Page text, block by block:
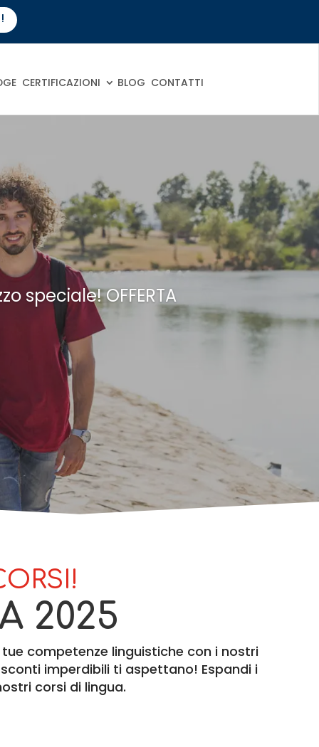
CERTIFICAZIONI BLOG CONTATTI
speciale!OFFERTA
2025
competenze linguistiche con i nostri
imperdibili ti aspettano! Espandi i
corsi di lingua.